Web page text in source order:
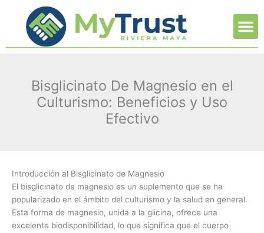
contenido
Bisglicinato De Magnesio en el
Culturismo: Beneficios y Uso
Efectivo
Introducción al Bisglicinato de Magnesio
El bisglicinato de magnesio es un suplemento que se ha
popularizado en el ámbito del culturismo y la salud en general.
Esta forma de magnesio, unida a la glicina, ofrece una
excelente biodisponibilidad, lo que significa que el cuerpo